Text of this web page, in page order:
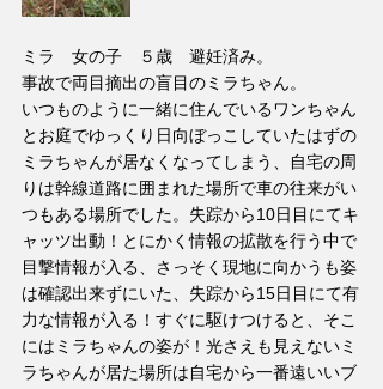
ミラ　女の子　５歳　避妊済み。
事故で両目摘出の盲目のミラちゃん。
いつものように一緒に住んでいるワンちゃん
とお庭でゆっくり日向ぼっこしていたはずの
ミラちゃんが居なくなってしまう、自宅の周
りは幹線道路に囲まれた場所で車の往来がい
つもある場所でした。失踪から10日目にてキ
ャッツ出動！とにかく情報の拡散を行う中で
目撃情報が入る、さっそく現地に向かうも姿
は確認出来ずにいた、失踪から15日目にて有
力な情報が入る！すぐに駆けつけると、そこ
にはミラちゃんの姿が！光さえも見えないミ
ラちゃんが居た場所は自宅から一番遠いいブ